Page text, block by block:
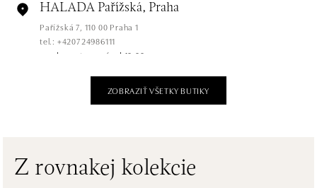
HALADA Pařížská, Praha
Pařížská 7, 110 00 Praha 1
tel.: +420724986111
dnes otvorené od 10:00
HALADA Na Příkopě, Praha
HALADA Česká, Brno
ZOBRAZIŤ VŠETKY BUTIKY
Z rovnakej kolekcie